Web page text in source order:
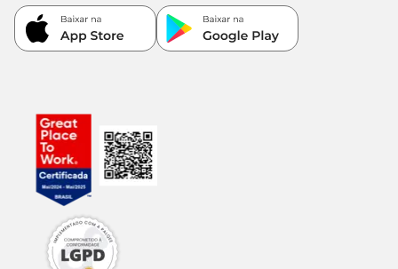
com o intuito de ajudar você no tratamento do seu
animal de estimação, amenizando os sintomas
causados por essa doença e levando mais conforto
Navegue pelas opções disponíveis aqui no site ou
em nossas lojas físicas mais próximas de você e
encontre oremédio para alergia de pele em
gatos
rápido você iniciar o tratamento da dermatite, mais
fácil será lidar com os sintomas do seu gatinho!